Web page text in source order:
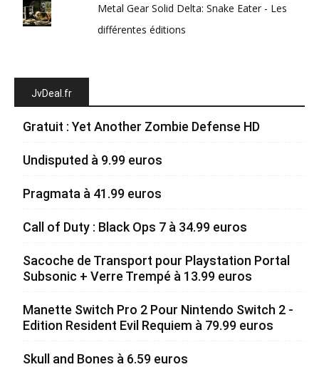
Metal Gear Solid Delta: Snake Eater - Les
différentes éditions
JvDeal.fr
Gratuit : Yet Another Zombie Defense HD
Undisputed à 9.99 euros
Pragmata à 41.99 euros
Call of Duty : Black Ops 7 à 34.99 euros
Sacoche de Transport pour Playstation Portal
Subsonic + Verre Trempé à 13.99 euros
Manette Switch Pro 2 Pour Nintendo Switch 2 -
Edition Resident Evil Requiem à 79.99 euros
Skull and Bones à 6.59 euros